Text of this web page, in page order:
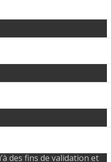
des fins de validation et